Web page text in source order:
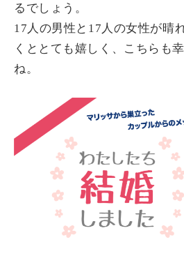
るでしょう。
17人の男性と17人の女性が晴
くととても嬉しく、こちらも
ね。